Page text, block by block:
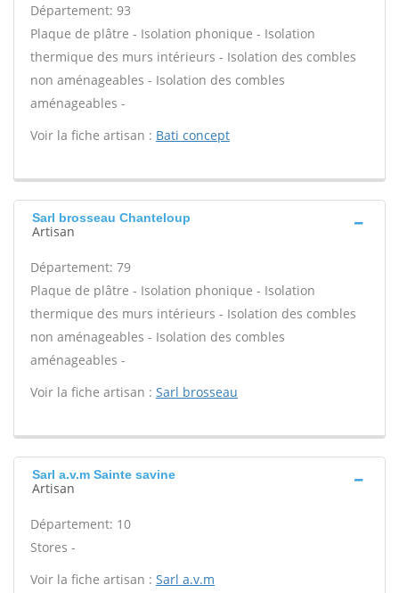
Département: 93
Plaque de plâtre - Isolation phonique - Isolation
thermique des murs intérieurs - Isolation des combles
non aménageables - Isolation des combles
aménageables -
Voir la fiche artisan : Bati concept
Sarl brosseau Chanteloup
Artisan
Département: 79
Plaque de plâtre - Isolation phonique - Isolation
thermique des murs intérieurs - Isolation des combles
non aménageables - Isolation des combles
aménageables -
Voir la fiche artisan : Sarl brosseau
Sarl a.v.m Sainte savine
Artisan
Département: 10
Stores -
Voir la fiche artisan : Sarl a.v.m